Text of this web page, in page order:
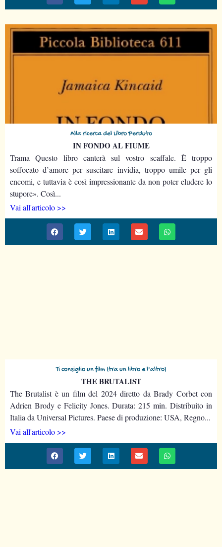
Alla ricerca del Libro Perduto
IN FONDO AL FIUME
Trama Questo libro canterà sul vostro scaffale. È troppo
soffocato d’amore per suscitare invidia, troppo umile per gli
encomi, e tuttavia è così impressionante da non poter eludere lo
stupore». Così...
Vai all'articolo >>
Ti consiglio un film (tra un libro e l'altro)
THE BRUTALIST
The Brutalist è un film del 2024 diretto da Brady Corbet con
Adrien Brody e Felicity Jones. Durata: 215 min. Distribuito in
Italia da Universal Pictures. Paese di produzione: USA, Regno...
Vai all'articolo >>